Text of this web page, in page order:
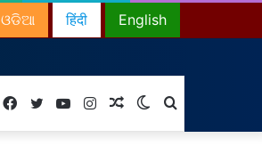
English
हिंदी
ଓଡିଆ
Switch
Random
Instagram
YouTube
Twitter
Facebook